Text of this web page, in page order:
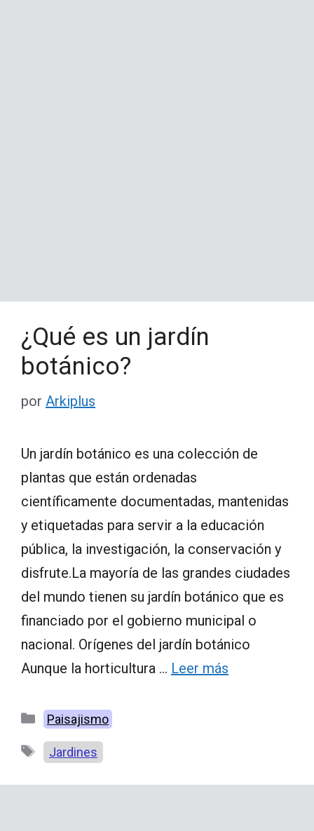
¿Qué es un jardín
botánico?
por Arkiplus
Un jardín botánico es una colección de
plantas que están ordenadas
científicamente documentadas, mantenidas
y etiquetadas para servir a la educación
pública, la investigación, la conservación y
disfrute.La mayoría de las grandes ciudades
del mundo tienen su jardín botánico que es
financiado por el gobierno municipal o
nacional. Orígenes del jardín botánico
Aunque la horticultura … Leer más
Categorías
Paisajismo
Etiquetas
Jardines